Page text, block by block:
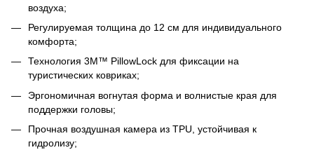
воздуха;
Регулируемая толщина до 12 см для индивидуального
комфорта;
Технология 3M™ PillowLock для фиксации на
туристических ковриках;
Эргономичная вогнутая форма и волнистые края для
поддержки головы;
Прочная воздушная камера из TPU, устойчивая к
гидролизу;